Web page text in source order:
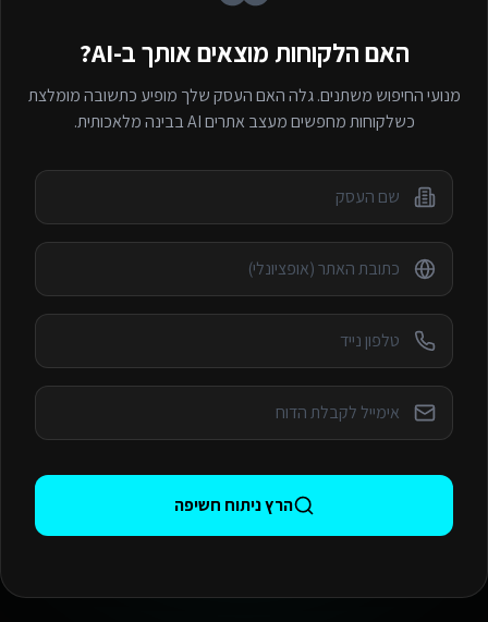
האם הלקוחות מוצאים אותך ב-AI?
מנועי החיפוש משתנים. גלה האם העסק שלך מופיע כתשובה מומלצת
כשלקוחות מחפשיםמעצב אתרים AI בבינה מלאכותית.
הרץ ניתוח חשיפה